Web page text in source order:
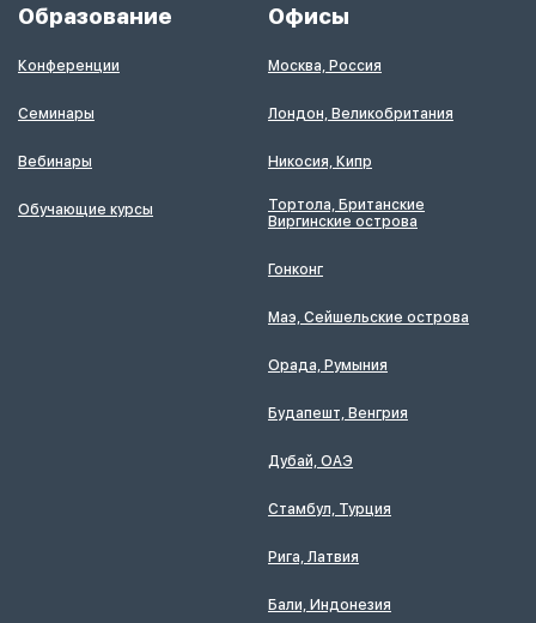
Образование
Конференции
Семинары
Вебинары
Обучающие курсы
Офисы
Москва, Россия
Лондон, Великобритания
Никосия, Кипр
Тортола, Британские
Виргинские острова
Гонконг
Маэ, Сейшельские острова
Орада, Румыния
Будапешт, Венгрия
Дубай, ОАЭ
Стамбул, Турция
Рига, Латвия
Бали, Индонезия